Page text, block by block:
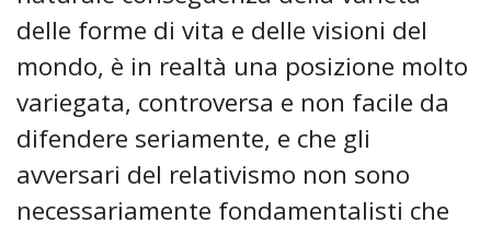
delle forme di vita e delle visioni del
mondo, è in realtà una posizione molto
variegata, controversa e non facile da
difendere seriamente, e che gli
avversari del relativismo non sono
necessariamente fondamentalisti che